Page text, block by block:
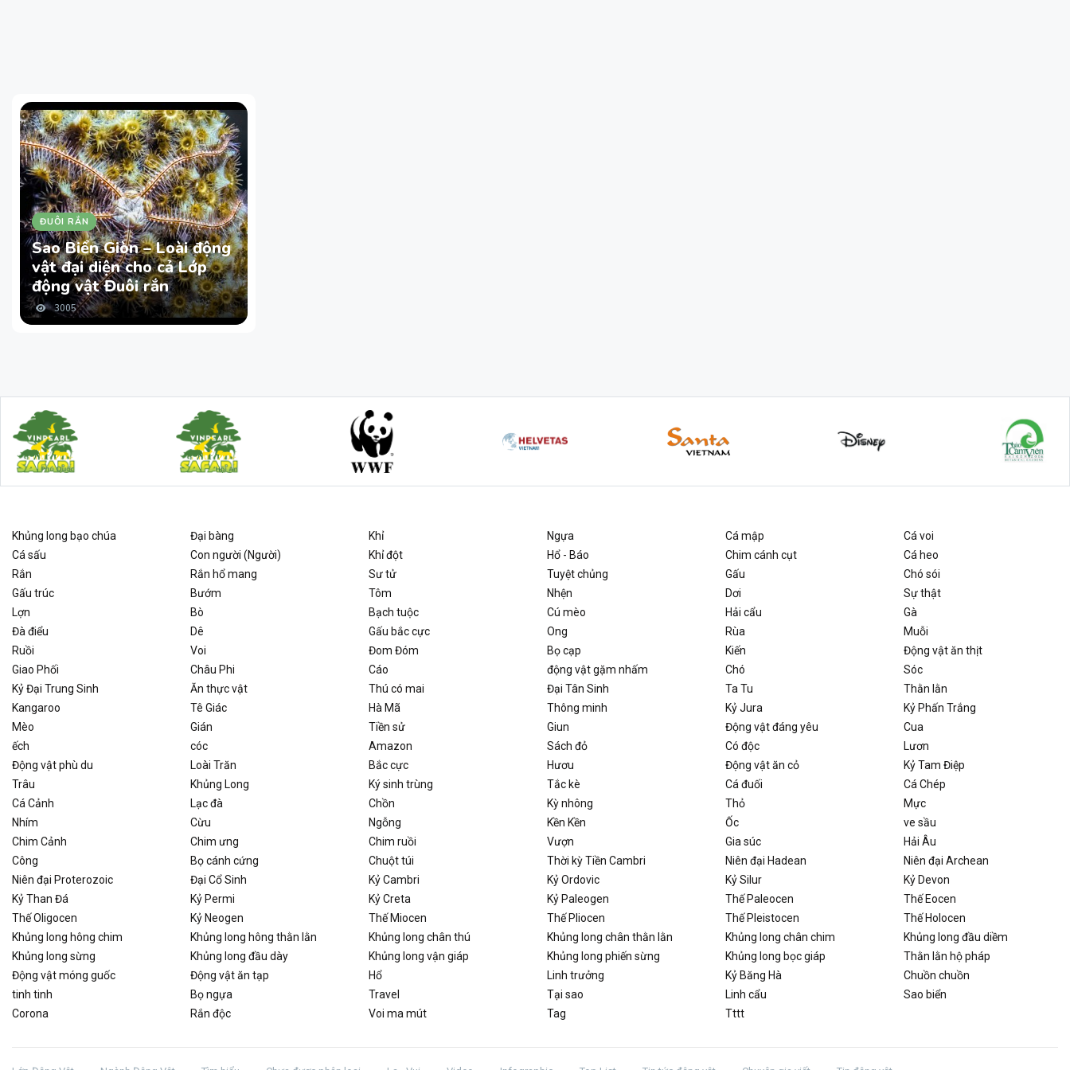
ĐUÔI RẮN
Sao Biển Giòn – Loài động
vật đại diện cho cả Lớp
động vật Đuôi rắn
3005
Khủng long bạo chúa Đại bàng Khỉ Ngựa Cá mập
Cá voi
Cá sấu
Con người (Người) Khỉ đột Hổ - Báo Chim cánh cụt
Cá heo
Rắn
Rắn hổ mang Sư tử Tuyệt chủng Gấu
Chó sói
Gấu trúc
Bướm Tôm Nhện Dơi
Sự thật
Lợn
Bò Bạch tuộc Cú mèo Hải cẩu
Gà
Đà điểu
Dê Gấu bắc cực Ong Rùa
Muỗi
Ruồi
Voi Đom Đóm Bọ cạp Kiến
Động vật ăn thịt
Giao Phối
Châu Phi Cáo động vật gặm nhấm Chó
Sóc
Kỷ Đại Trung Sinh
Ăn thực vật Thú có mai Đại Tân Sinh Ta Tu
Thằn lằn
Kangaroo
Tê Giác Hà Mã Thông minh Kỷ Jura
Kỷ Phấn Trắng
Mèo
Gián Tiền sử Giun Động vật đáng yêu
Cua
ếch
cóc Amazon Sách đỏ Có độc
Lươn
Động vật phù du
Loài Trăn Bắc cực Hươu Động vật ăn cỏ
Kỷ Tam Điệp
Trâu
Khủng Long Ký sinh trùng Tắc kè Cá đuối
Cá Chép
Cá Cảnh
Lạc đà Chồn Kỳ nhông Thỏ
Mực
Nhím
Cừu Ngỗng Kền Kền Ốc
ve sầu
Chim Cảnh
Chim ưng Chim ruồi Vượn Gia súc
Hải Âu
Công
Bọ cánh cứng Chuột túi Thời kỳ Tiền Cambri Niên đại Hadean
Niên đại Archean
Niên đại Proterozoic
Đại Cổ Sinh Kỷ Cambri Kỷ Ordovic Kỷ Silur
Kỷ Devon
Kỷ Than Đá
Kỷ Permi Kỷ Creta Kỷ Paleogen Thế Paleocen
Thế Eocen
Thế Oligocen
Kỷ Neogen Thế Miocen Thế Pliocen Thế Pleistocen
Thế Holocen
Khủng long hông chim
Khủng long hông thằn lằn Khủng long chân thú Khủng long chân thằn lằn Khủng long chân chim
Khủng long đầu diềm
Khủng long sừng
Khủng long đầu dày Khủng long vận giáp Khủng long phiến sừng Khủng long bọc giáp
Thằn lằn hộ pháp
Động vật móng guốc
Động vật ăn tạp Hổ Linh trưởng Kỷ Băng Hà
Chuồn chuồn
tinh tinh
Bọ ngựa Travel Tại sao Linh cẩu
Sao biển
Corona
Rắn độc Voi ma mút Tag Tttt